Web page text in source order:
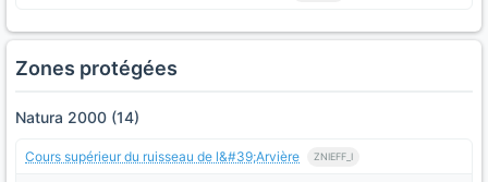
Zones protégées
Natura 2000 (14)
Cours supérieur du ruisseau de l&#39;Arvière ZNIEFF_I